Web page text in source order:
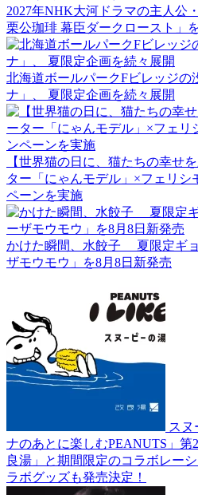
2027年NHK大河ドラマの主人
栗公珈琲 幕臣ダークロースト」
北海道ボールパークFビレッジの
ナ」、 夏限定企画を続々展開
【世界猫の日に、猫たちの幸せ
ター「にゃんモデル」×フェリシ
ペーンを実施
かけた瞬間、水餃子 夏限定ギ
ザモウモウ」を8月8日新発売
スヌ
ナのあとに楽しむPEANUTS」
良湯」と期間限定のコラボレー
ラボグッズも発売決定！